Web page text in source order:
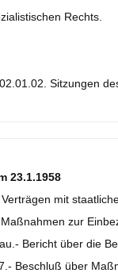
Rechts.
Sitzungen
23.1.1958
mit
zur
Bericht über die
Beschluß über